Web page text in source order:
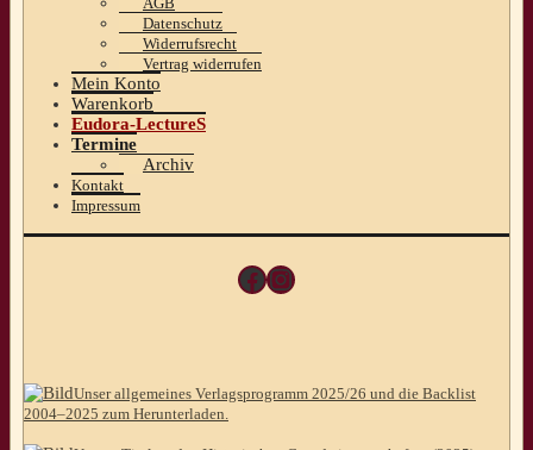
Datenschutz
Widerrufsrecht
Vertrag widerrufen
Mein Konto
Warenkorb
Eudora-LectureS
Termine
Archiv
Kontakt
Impressum
Facebook
Instagram
Unser allgemeines Verlagsprogramm 2025/26 und die Backlist
2004–2025 zum Herunterladen.